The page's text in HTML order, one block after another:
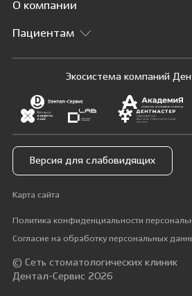
О компании
Пациентам
Экосистема компаний
Версия для слабовидящих
Карта сайта
Политика конфиденциальности
Согласие на обработку персональных
© Сеть стоматологических клиник
Дентал-Сервис 2026